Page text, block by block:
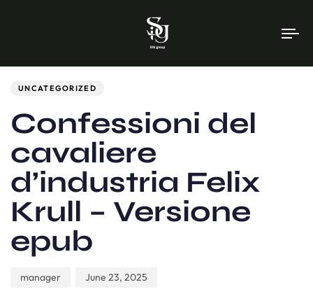
UNCATEGORIZED
Confessioni del
cavaliere
d’industria Felix
Krull – Versione
epub
manager June 23, 2025